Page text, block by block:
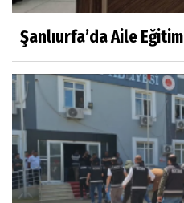
Şanlıurfa’da Aile